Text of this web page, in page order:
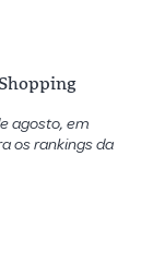
agosto, em
os rankings da